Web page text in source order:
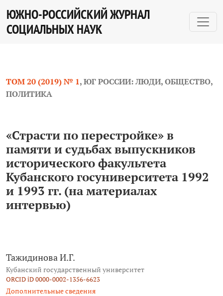
«Страсти по перестройке» в памяти и судьбах
ЮЖНО-РОССИЙСКИЙ ЖУРНАЛ
СОЦИАЛЬНЫХ НАУК
ТОМ 20 (2019) № 1,ЮГ РОССИИ: ЛЮДИ, ОБЩЕСТВО,
ПОЛИТИКА
«Страсти по перестройке» в
памяти и судьбах выпускников
исторического факультета
Кубанского госуниверситета 1992
и 1993 гг. (на материалах
интервью)
Тажидинова И.Г.
Кубанский государственный университет
ORCID iD 0000-0002-1356-6623
Дополнительные сведения